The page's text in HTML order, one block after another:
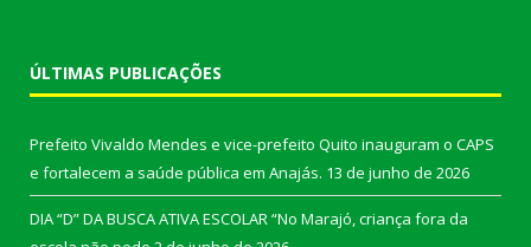
ÚLTIMAS PUBLICAÇÕES
Prefeito Vivaldo Mendes e vice-prefeito Quito inauguram o CAPS
e fortalecem a saúde pública em Anajás. 13 de junho de 2026
DIA “D” DA BUSCA ATIVA ESCOLAR “No Marajó, criança fora da